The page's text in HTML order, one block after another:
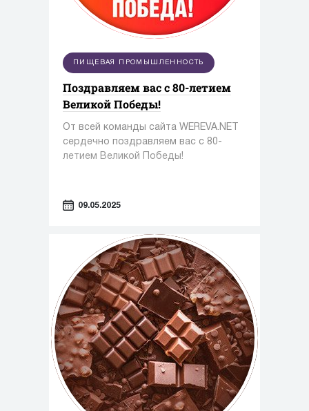
ПИЩЕВАЯ ПРОМЫШЛЕННОСТЬ
Поздравляем вас с 80-летием
Великой Победы!
От всей команды сайта WEREVA.NET
сердечно поздравляем вас с 80-
летием Великой Победы!
09.05.2025